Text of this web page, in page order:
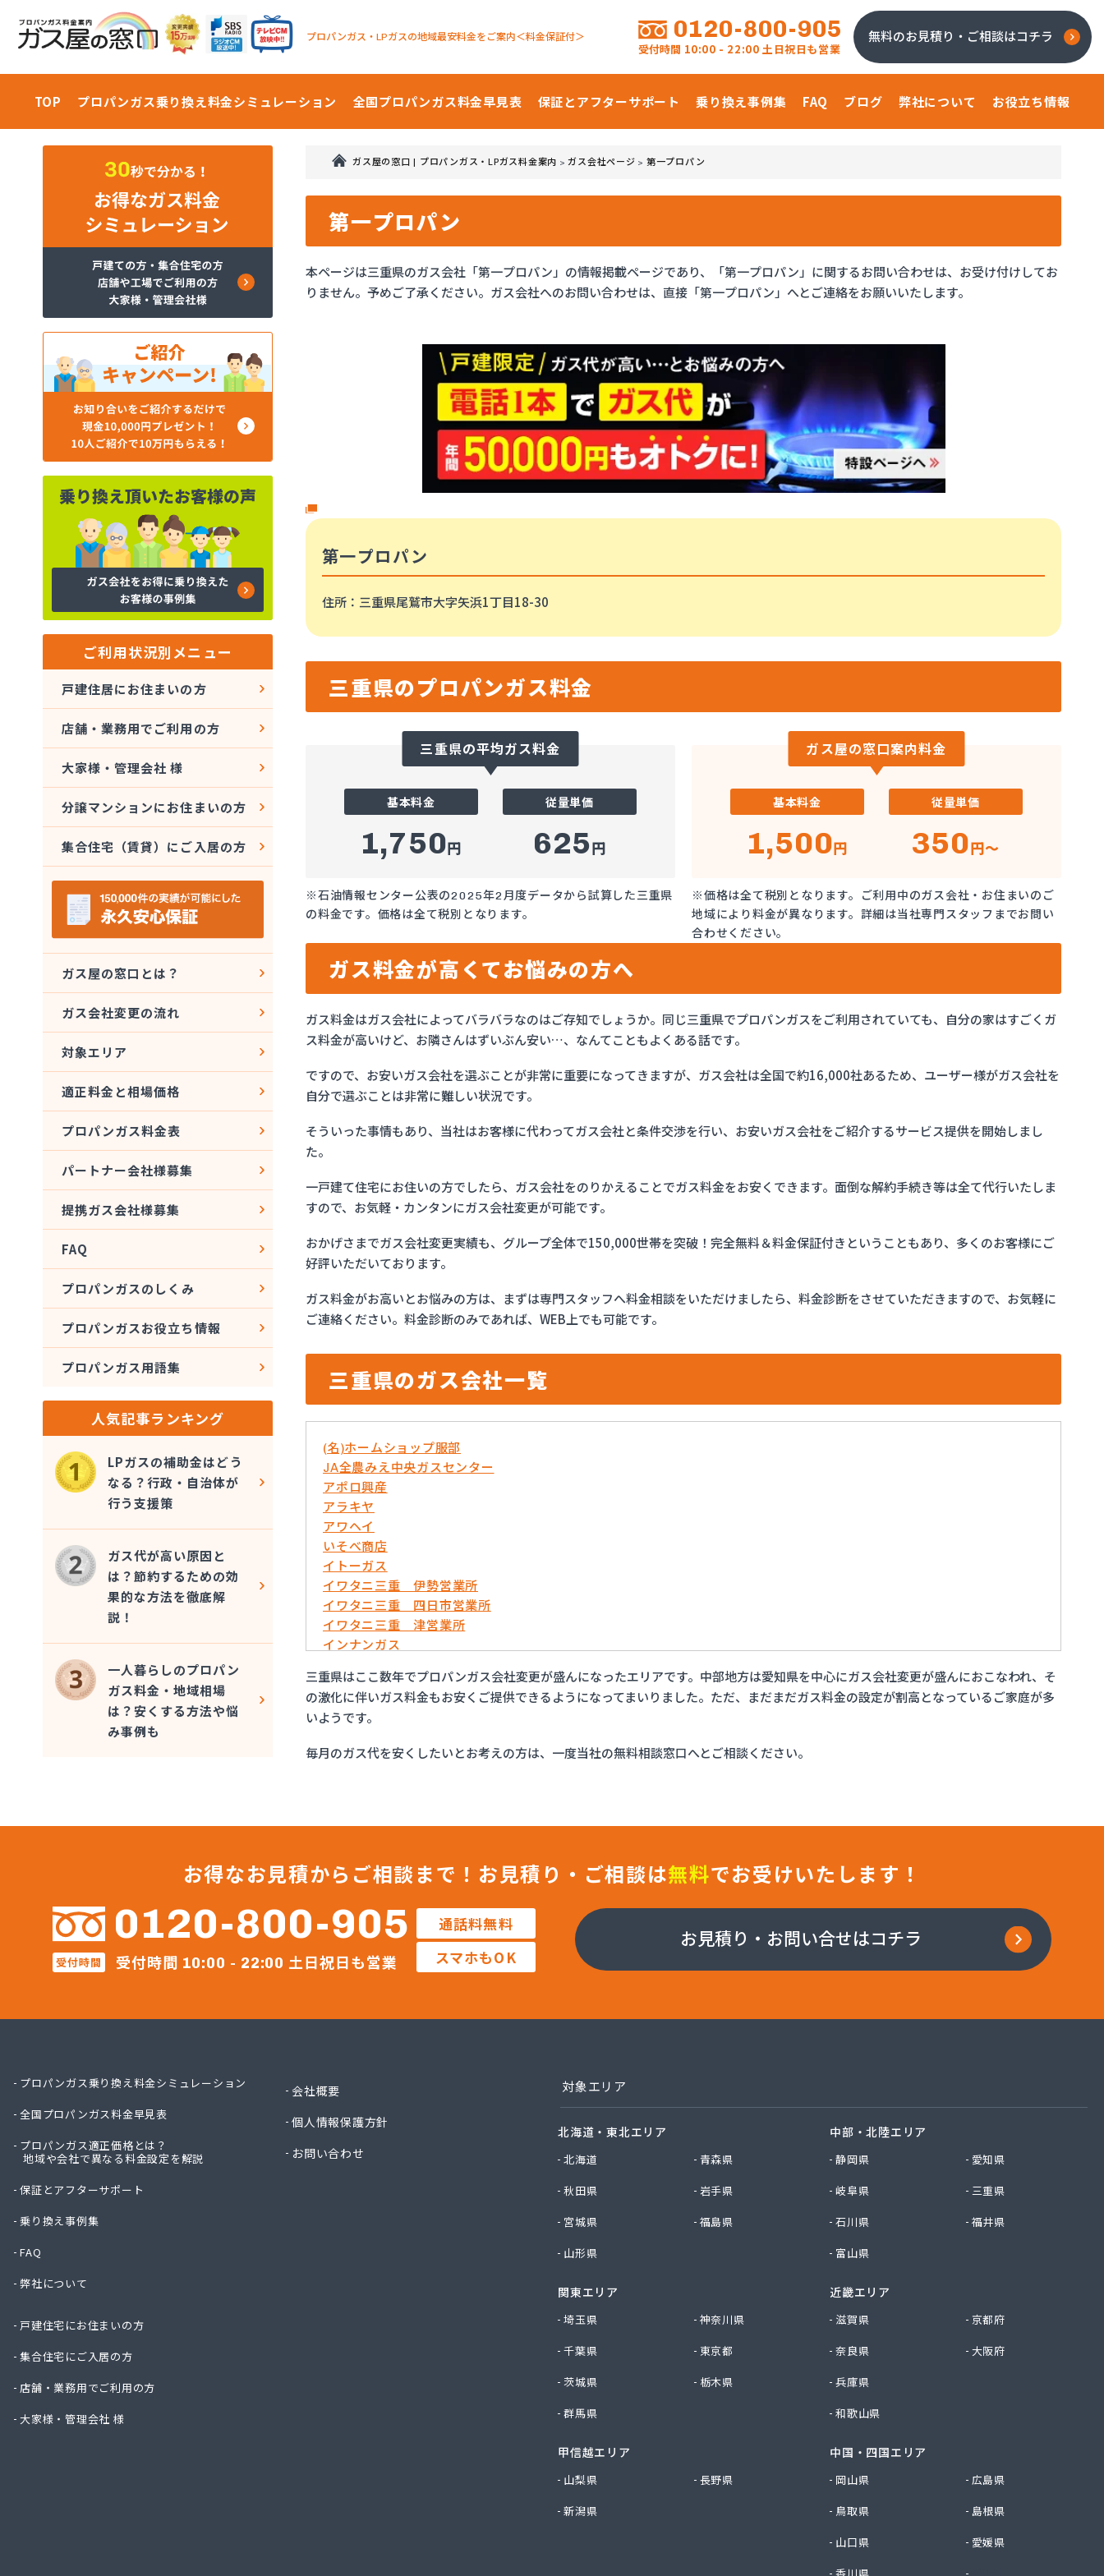
プロパンガス・LPガスの地域最安料金をご案内＜料金保証付＞ 0120-800-905
受付時間 10:00 - 22:00 土日祝日も営業
無料のお見積り・ご相談はコチラ
TOP プロパンガス乗り換え料金シミュレーション 全国プロパンガス料金早見表 保証とアフターサポート 乗り換え事例集 FAQ ブログ 弊社について お役立ち情報
ガス屋の窓口 | プロパンガス・LPガス料金案内 >ガス会社ページ > 第一プロパン
第一プロパン
本ページは三重県のガス会社「第一プロパン」の情報掲載ページであり、「第一プロパン」に関するお問い合わせは、お受け付けしてお
りません。予めご了承ください。ガス会社へのお問い合わせは、直接「第一プロパン」へとご連絡をお願いいたします。
第一プロパン
住所 ：三重県尾鷲市大字矢浜1丁目18-30
三重県のプロパンガス料金
三重県の平均ガス料金
基本料金
1,750円
従量単価
625円
※石油情報センター公表の2025年2月度データから試算した三重県
の料金です。価格は全て税別となります。
ガス屋の窓口案内料金
基本料金
1,500円
従量単価
350円～
※価格は全て税別となります。ご利用中のガス会社・お住まいのご
地域により料金が異なります。詳細は当社専門スタッフまでお問い
合わせください。
ガス料金が高くてお悩みの方へ
ガス料金はガス会社によってバラバラなのはご存知でしょうか。同じ三重県でプロパンガスをご利用されていても、自分の家はすごくガ
ス料金が高いけど、お隣さんはずいぶん安い…、なんてこともよくある話です。
ですので、お安いガス会社を選ぶことが非常に重要になってきますが、ガス会社は全国で約16,000社あるため、ユーザー様がガス会社を
自分で選ぶことは非常に難しい状況です。
そういった事情もあり、当社はお客様に代わってガス会社と条件交渉を行い、お安いガス会社をご紹介するサービス提供を開始しまし
た。
一戸建て住宅にお住いの方でしたら、ガス会社をのりかえることでガス料金をお安くできます。面倒な解約手続き等は全て代行いたしま
すので、お気軽・カンタンにガス会社変更が可能です。
おかげさまでガス会社変更実績も、グループ全体で150,000世帯を突破！完全無料＆料金保証付きということもあり、多くのお客様にご
好評いただいております。
ガス料金がお高いとお悩みの方は、まずは専門スタッフへ料金相談をいただけましたら、料金診断をさせていただきますので、お気軽に
ご連絡ください。料金診断のみであれば、WEB上でも可能です。
三重県のガス会社一覧
(名)ホームショップ服部
JA全農みえ中央ガスセンター
アポロ興産
アラキヤ
アワヘイ
いそべ商店
イトーガス
イワタニ三重 伊勢営業所
イワタニ三重 四日市営業所
イワタニ三重 津営業所
インナンガス
オオニシエネルギー
オクノ
ガステックサービス四日市営業所
カニエJAPAN三重支店
カミノ商店
クイックストア
サイサン
すきや
ダイセン
ダイヤ米穀
タナベ商会
ナカムラ
ニシウラ
はせがわ燃設
はなや
三重県はここ数年でプロパンガス会社変更が盛んになったエリアです。中部地方は愛知県を中心にガス会社変更が盛んにおこなわれ、そ
の激化に伴いガス料金もお安くご提供できるようになってまいりました。ただ、まだまだガス料金の設定が割高となっているご家庭が多
いようです。
毎月のガス代を安くしたいとお考えの方は、一度当社の無料相談窓口へとご相談ください。
ご利用状況別メニュー
戸建住居にお住まいの方
店舗・業務用でご利用の方
大家様・管理会社 様
分譲マンションにお住まいの方
集合住宅（賃貸）にご入居の方
ガス屋の窓口とは？
ガス会社変更の流れ
対象エリア
適正料金と相場価格
プロパンガス料金表
パートナー会社様募集
提携ガス会社様募集
FAQ
プロパンガスのしくみ
プロパンガスお役立ち情報
プロパンガス用語集
人気記事ランキング
LPガスの補助金はどう
なる？行政・自治体が
行う支援策
ガス代が高い原因と
は？節約するための効
果的な方法を徹底解
説！
一人暮らしのプロパン
ガス料金・地域相場
は？安くする方法や悩
み事例も
お得なお見積からご相談まで！ お見積り・ご相談は無料でお受けいたします！
0120-800-905
受付時間 受付時間 10:00 - 22:00 土日祝日も営業
通話料無料
スマホもOK
お見積り・お問い合せはコチラ
プロパンガス乗り換え料金シミュレーション
全国プロパンガス料金早見表
プロパンガス適正価格とは？
地域や会社で異なる料金設定を解説
保証とアフターサポート
乗り換え事例集
FAQ
弊社について
戸建住宅にお住まいの方
集合住宅にご入居の方
店舗・業務用でご利用の方
大家様・管理会社 様
会社概要
個人情報保護方針
お問い合わせ
対象エリア
北海道・東北エリア
北海道
青森県
秋田県
岩手県
宮城県
福島県
山形県
関東エリア
埼玉県
神奈川県
千葉県
東京都
茨城県
栃木県
群馬県
甲信越エリア
山梨県
長野県
新潟県
中部・北陸エリア
静岡県
愛知県
岐阜県
三重県
石川県
福井県
富山県
近畿エリア
滋賀県
京都府
奈良県
大阪府
兵庫県
和歌山県
中国・四国エリア
岡山県
広島県
鳥取県
島根県
山口県
愛媛県